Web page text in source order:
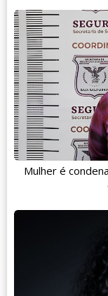
Mulher é